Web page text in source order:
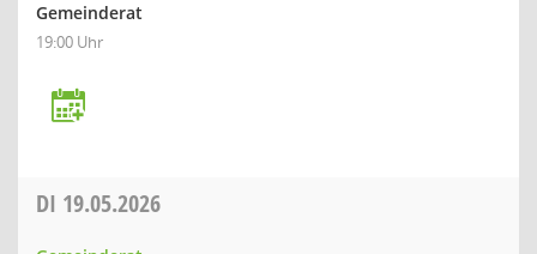
Gemeinderat
19:00 Uhr
DI 19.05.2026